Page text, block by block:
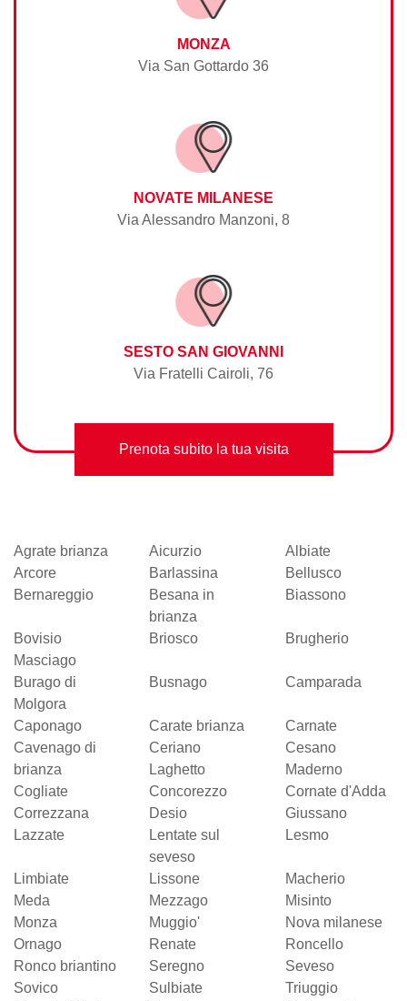
MONZA
Via San Gottardo 36
NOVATE MILANESE
Via Alessandro Manzoni, 8
SESTO SAN GIOVANNI
Via Fratelli Cairoli, 76
Prenota subito la tua visita
Agrate brianza Aicurzio
Albiate
Arcore
Barlassina
Bellusco
Bernareggio
Besana in
brianza
Biassono
Bovisio
Masciago
Briosco Brugherio
Burago di
Molgora
Busnago Camparada
Caponago Carate brianza
Carnate
Cavenago di
brianza
Ceriano
Laghetto
Cesano
Maderno
Cogliate
Concorezzo
Cornate d'Adda
Correzzana
Desio
Giussano
Lazzate
Lentate sul
seveso
Lesmo
Limbiate Lissone
Macherio
Meda
Mezzago
Misinto
Monza
Muggio'
Nova milanese
Ornago
Renate
Roncello
Ronco briantino
Seregno
Seveso
Sovico
Sulbiate
Triuggio